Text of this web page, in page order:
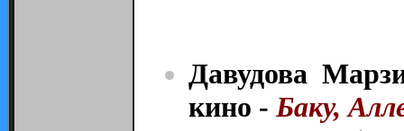
Давудова
кино - Баку,